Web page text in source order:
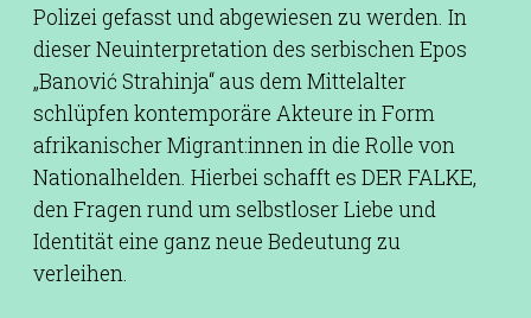
Polizei gefasst und abgewiesen zu werden. In
dieser Neuinterpretation des serbischen Epos
„Banović Strahinja“ aus dem Mittelalter
schlüpfen kontemporäre Akteure in Form
afrikanischer Migrant:innen in die Rolle von
Nationalhelden. Hierbei schafft es DER FALKE,
den Fragen rund um selbstloser Liebe und
Identität eine ganz neue Bedeutung zu
verleihen.